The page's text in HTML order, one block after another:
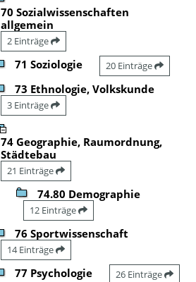
70 Sozialwissenschaften
allgemein
2 Einträge
71 Soziologie 20 Einträge
73 Ethnologie, Volkskunde
3 Einträge
74 Geographie, Raumordnung,
Städtebau
21 Einträge
74.80 Demographie
12 Einträge
76 Sportwissenschaft
14 Einträge
77 Psychologie 26 Einträge